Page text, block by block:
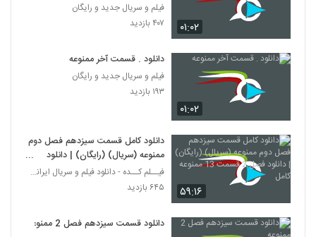
۰۱:۰۲
فیلم و سریال جدید و رایگان
۴۰۷ بازدید
۰۱:۰۲
دانلود . قسمت آخر ممنوعه
فیلم و سریال جدید و رایگان
۱۹۳ بازدید
۵۹:۱۶
دانلود کامل قسمت سیزدهم فصل دوم
ممنوعه (سریال) (رایگان) | دانلود
فصل 2 قسمت 13 ممنوعه کامل
فیــلم کــده - دانلود فیلم و سریال ایرانی (رایگان)
۶۴۵ بازدید
دانلود قسمت سیزدهم فصل 2 ممنوعه